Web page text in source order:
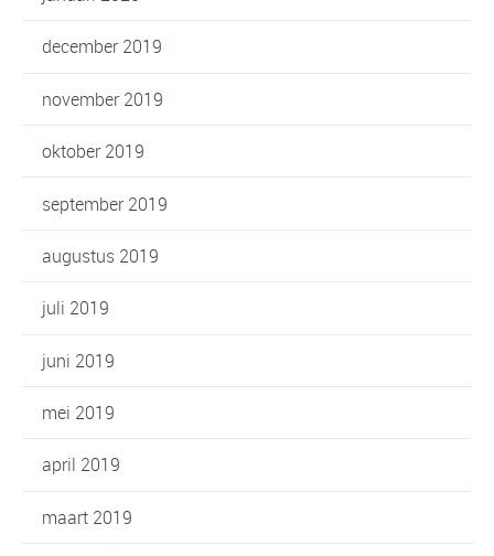
december 2019
november 2019
oktober 2019
september 2019
augustus 2019
juli 2019
juni 2019
mei 2019
april 2019
maart 2019